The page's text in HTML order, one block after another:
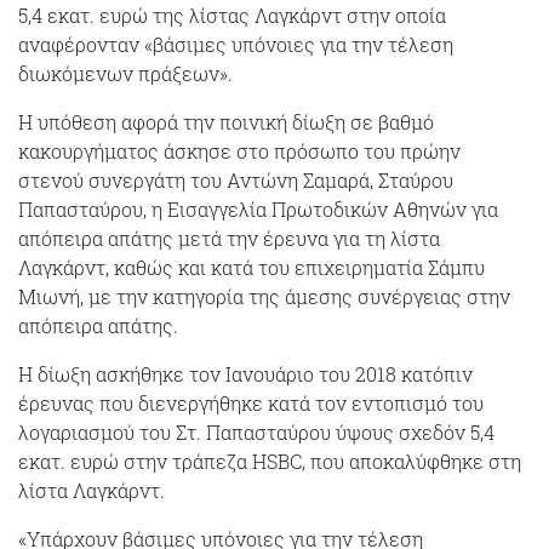
5,4 εκατ. ευρώ της λίστας Λαγκάρντ στην οποία
αναφέρονταν «βάσιμες υπόνοιες για την τέλεση
διωκόμενων πράξεων».
Η υπόθεση αφορά την ποινική δίωξη σε βαθμό
κακουργήματος άσκησε στο πρόσωπο του πρώην
στενού συνεργάτη του Αντώνη Σαμαρά, Σταύρου
Παπασταύρου, η Εισαγγελία Πρωτοδικών Αθηνών για
απόπειρα απάτης μετά την έρευνα για τη λίστα
Λαγκάρντ, καθώς και κατά του επιχειρηματία Σάμπυ
Μιωνή, με την κατηγορία της άμεσης συνέργειας στην
απόπειρα απάτης.
Η δίωξη ασκήθηκε τον Ιανουάριο του 2018 κατόπιν
έρευνας που διενεργήθηκε κατά τον εντοπισμό του
λογαριασμού του Στ. Παπασταύρου ύψους σχεδόν 5,4
εκατ. ευρώ στην τράπεζα HSBC, που αποκαλύφθηκε στη
λίστα Λαγκάρντ.
«Υπάρχουν βάσιμες υπόνοιες για την τέλεση